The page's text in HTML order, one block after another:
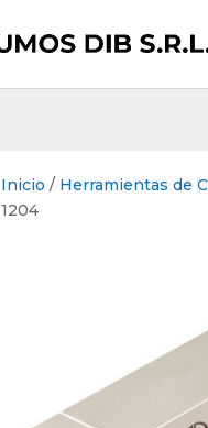
Inicio / Herramientas de
1204